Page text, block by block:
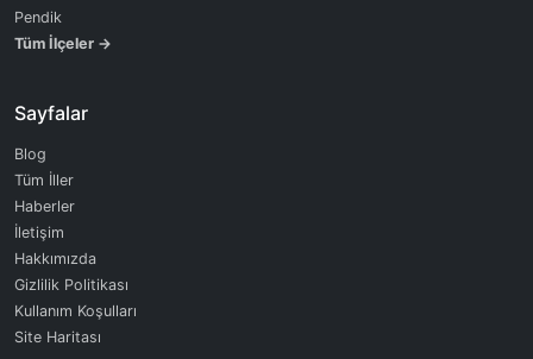
Pendik
Tüm İlçeler →
Sayfalar
Blog
Tüm İller
Haberler
İletişim
Hakkımızda
Gizlilik Politikası
Kullanım Koşulları
Site Haritası